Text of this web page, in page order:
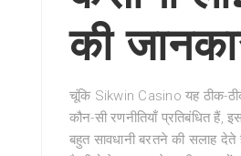
की
चूंकि Sikwin Casino यह ठीक-
कौन-सी रणनीतियाँ प्रतिबंधित हैं,
बहुत सावधानी बरतने की सलाह